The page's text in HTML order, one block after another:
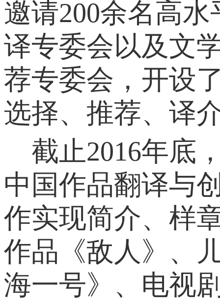
邀请200余名高
译专委会以及文
荐专委会，开设
选择、推荐、译
截止2016年底
中国作品翻译与
作实现简介、样
作品《敌人》、
海一号》、电视